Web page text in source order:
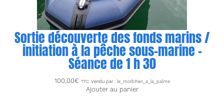
Sortie découverte des fonds marins /
initiation à la pêche sous-marine –
Séance de 1 h 30
100,00€ TTC Vendu par : le_morbihan_a_la_palme
Ajouter au panier